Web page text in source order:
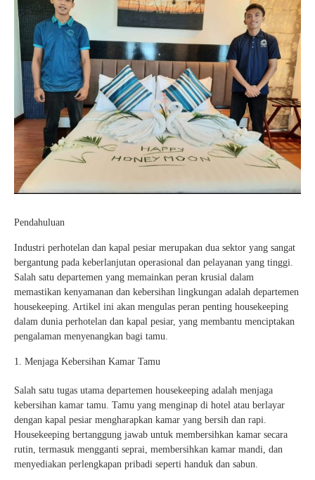
Pendahuluan
Industri perhotelan dan kapal pesiar merupakan dua sektor yang sangat
bergantung pada keberlanjutan operasional dan pelayanan yang tinggi.
Salah satu departemen yang memainkan peran krusial dalam
memastikan kenyamanan dan kebersihan lingkungan adalah departemen
housekeeping. Artikel ini akan mengulas peran penting housekeeping
dalam dunia perhotelan dan kapal pesiar, yang membantu menciptakan
pengalaman menyenangkan bagi tamu.
Menjaga Kebersihan Kamar Tamu
Salah satu tugas utama departemen housekeeping adalah menjaga
kebersihan kamar tamu. Tamu yang menginap di hotel atau berlayar
dengan kapal pesiar mengharapkan kamar yang bersih dan rapi.
Housekeeping bertanggung jawab untuk membersihkan kamar secara
rutin, termasuk mengganti seprai, membersihkan kamar mandi, dan
menyediakan perlengkapan pribadi seperti handuk dan sabun.